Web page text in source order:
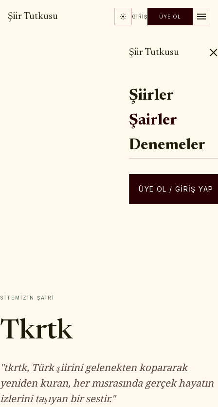
Şiir Tutkusu GIRIŞ ÜYE OL
Şiir Tutkusu
Şiirler
Şairler
Denemeler
ÜYE OL / GIRIŞ YAP
SITEMIZIN ŞAIRI
Tkrtk
"tkrtk, Türk şiirini gelenekten kopararak
yeniden kuran, her mısrasında gerçek hayatın
izlerini taşıyan bir sestir."